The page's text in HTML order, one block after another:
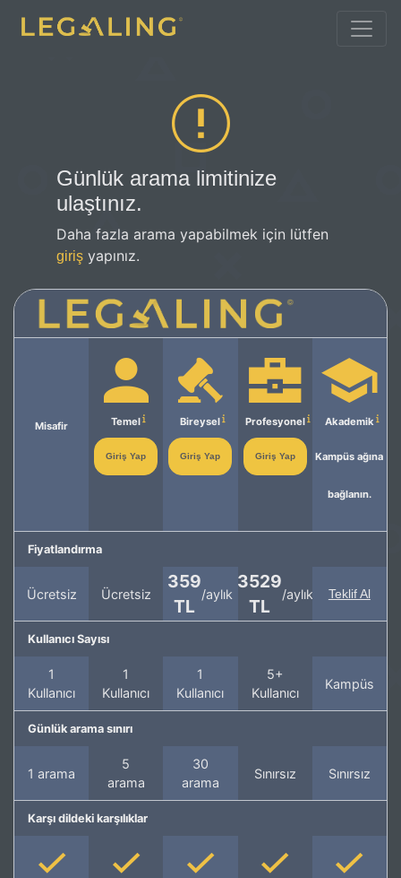
Günlük arama limitinize
ulaştınız.
Daha fazla arama yapabilmek için lütfen
giriş yapınız.
Misafir Temel
Giriş Yap
Bireysel
Giriş Yap
Profesyonel
Giriş Yap
Akademik
Kampüs ağına
bağlanın.
Fiyatlandırma
Ücretsiz Ücretsiz
359
TL
/aylık
3529
TL
/aylık Teklif Al
Kullanıcı Sayısı
1
Kullanıcı
1
Kullanıcı
1
Kullanıcı
5+
Kullanıcı
Kampüs
Günlük arama sınırı
1 arama
5
arama
30
arama
Sınırsız Sınırsız
Karşı dildeki karşılıklar